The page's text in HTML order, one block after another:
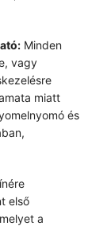
Minden
vagy
miatt
és
első
a